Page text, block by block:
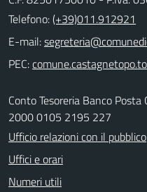
Telefono:(+39)011.912921
E-mail:
PEC:
Conto Tesoreria Banco
2000 0105 2195 227
Ufficio relazioni con il pubblico
Uffici e orari
Numeri utili